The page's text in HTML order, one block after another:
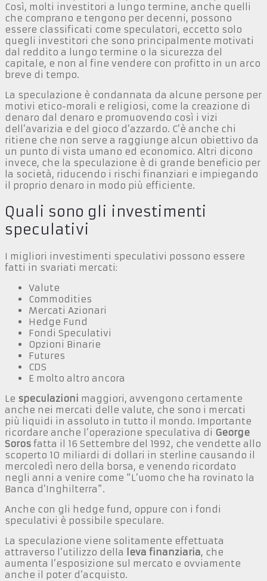
Così, molti investitori a lungo termine, anche quelli
che comprano e tengono per decenni, possono
essere classificati come speculatori, eccetto solo
quegli investitori che sono principalmente motivati
dal reddito a lungo termine o la sicurezza del
capitale, e non al fine vendere con profitto in un arco
breve di tempo.
La speculazione è condannata da alcune persone per
motivi etico-morali e religiosi, come la creazione di
denaro dal denaro e promuovendo così i vizi
dell’avarizia e del gioco d’azzardo. C’è anche chi
ritiene che non serve a raggiunge alcun obiettivo da
un punto di vista umano ed economico. Altri dicono
invece, che la speculazione è di grande beneficio per
la società, riducendo i rischi finanziari e impiegando
il proprio denaro in modo più efficiente.
Quali sono gli investimenti
speculativi
I migliori investimenti speculativi possono essere
fatti in svariati mercati:
Valute
Commodities
Mercati Azionari
Hedge Fund
Fondi Speculativi
Opzioni Binarie
Futures
CDS
E molto altro ancora
Le speculazioni maggiori, avvengono certamente
anche nei mercati delle valute, che sono i mercati
più liquidi in assoluto in tutto il mondo. Importante
ricordare anche l’operazione speculativa di George
Soros fatta il 16 Settembre del 1992, che vendette allo
scoperto 10 miliardi di dollari in sterline causando il
mercoledì nero della borsa, e venendo ricordato
negli anni a venire come “L’uomo che ha rovinato la
Banca d’Inghilterra”.
Anche con gli hedge fund, oppure con i fondi
speculativi è possibile speculare.
La speculazione viene solitamente effettuata
attraverso l’utilizzo della
leva finanziaria, che
aumenta l’esposizione sul mercato e ovviamente
anche il poter d’acquisto.